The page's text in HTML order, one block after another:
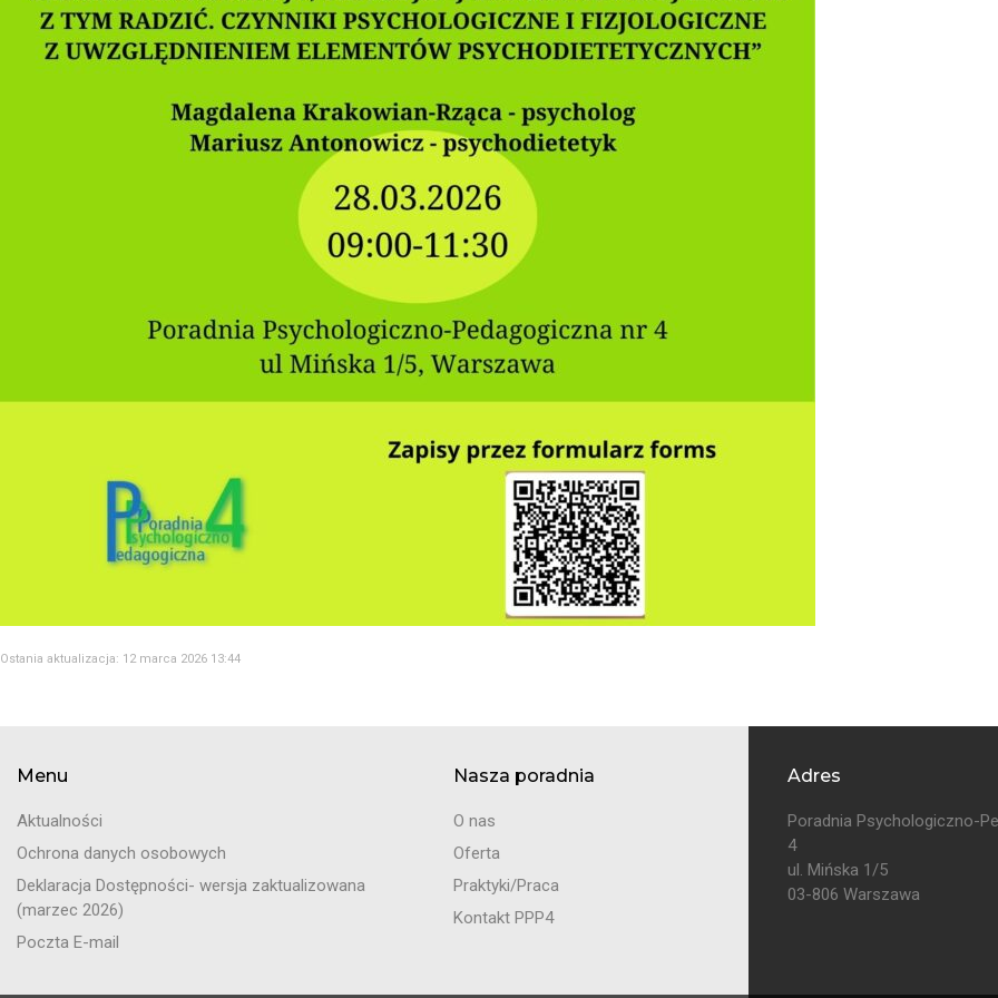
Ostania aktualizacja: 12 marca 2026 13:44
Menu
Aktualności
Ochrona danych osobowych
Deklaracja Dostępności- wersja zaktualizowana
(marzec 2026)
Poczta E-mail
Nasza poradnia
O nas
Oferta
Praktyki/Praca
Kontakt PPP4
Adres
Poradnia Psychologiczno-
4
ul. Mińska 1/5
03-806 Warszawa